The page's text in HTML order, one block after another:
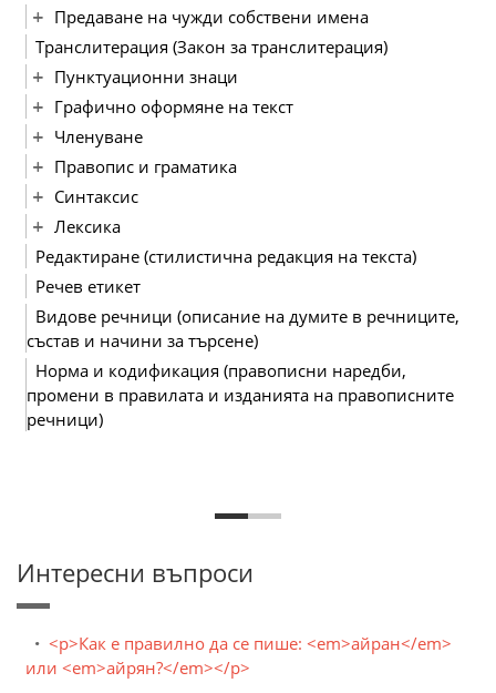
Предаване на чужди собствени имена
Транслитерация (Закон за транслитерация)
Пунктуационни знаци
Графично оформяне на текст
Членуване
Правопис и граматика
Синтаксис
Лексика
Редактиране (стилистична редакция на текста)
Речев етикет
Видове речници (описание на думите в речниците,
състав и начини за търсене)
Норма и кодификация (правописни наредби,
промени в правилата и изданията на правописните
речници)
Интересни въпроси
<p>Как е правилно да се пише: <em>айран</em>
или <em>айрян?</em></p>